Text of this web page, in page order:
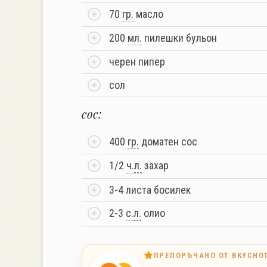
70 гр. масло
200 мл. пилешки бульон
черен пипер
сол
сос:
400 гр. доматен сос
1/2 ч.л. захар
3-4 листа босилек
2-3 с.л. олио
ПРЕПОРЪЧАНО ОТ